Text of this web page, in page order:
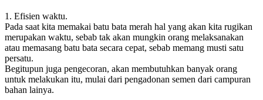
1. Efisien waktu.
Pada saat kita memakai batu bata merah hal yang akan kita rugikan
merupakan waktu, sebab tak akan mungkin orang melaksanakan
atau memasang batu bata secara cepat, sebab memang musti satu
persatu.
Begitupun juga pengecoran, akan membutuhkan banyak orang
untuk melakukan itu, mulai dari pengadonan semen dari campuran
bahan lainya.